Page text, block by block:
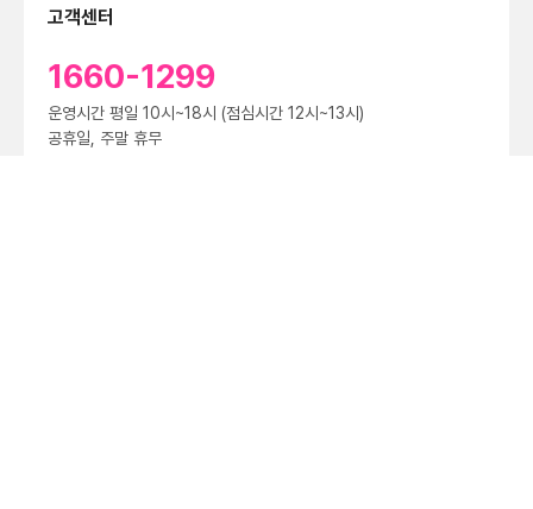
고객센터
1660-1299
운영시간 평일 10시~18시 (점심시간 12시~13시)
공휴일, 주말 휴무